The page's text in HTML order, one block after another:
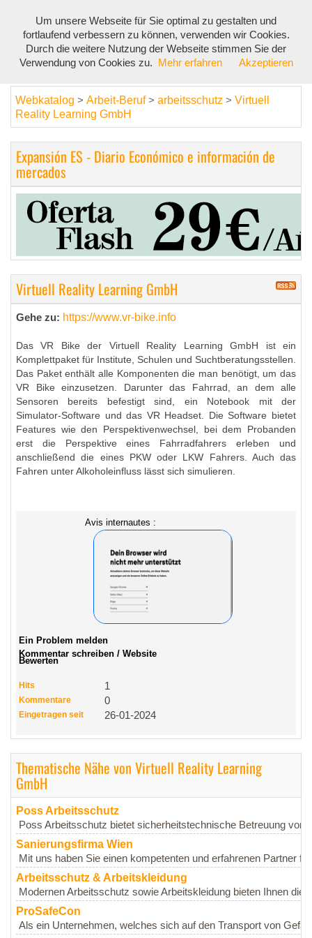
Webkatalog > Arbeit-Beruf> arbeitsschutz > Virtuell
Reality Learning GmbH
Expansión ES - Diario Económico e información de
mercados
Virtuell Reality Learning GmbH
Gehe zu: https://www.vr-bike.info
Das VR Bike der Virtuell Reality Learning GmbH ist ein
Komplettpaket für Institute, Schulen und Suchtberatungsstellen.
Das Paket enthält alle Komponenten die man benötigt, um das
VR Bike einzusetzen. Darunter das Fahrrad, an dem alle
Sensoren bereits befestigt sind, ein Notebook mit der
Simulator-Software und das VR Headset. Die Software bietet
Features wie den Perspektivenwechsel, bei dem Probanden
erst die Perspektive eines Fahrradfahrers erleben und
anschließend die eines PKW oder LKW Fahrers. Auch das
Fahren unter Alkoholeinfluss lässt sich simulieren.
Avis internautes :
Ein Problem melden
Kommentar schreiben / Website
Bewerten
Hits 1
Kommentare 0
Eingetragen seit 26-01-2024
Thematische Nähe von Virtuell Reality Learning
GmbH
Poss Arbeitsschutz
Poss Arbeitsschutz bietet sicherheitstechnische Betreuung von
Sanierungsfirma Wien
Mit uns haben Sie einen kompetenten und erfahrenen Partner
Arbeitsschutz & Arbeitskleidung
Modernen Arbeitsschutz sowie Arbeitskleidung bieten Ihnen die
ProSafeCon
Als ein Unternehmen, welches sich auf den Transport von
Um unsere Webseite für Sie optimal zu gestalten und
fortlaufend verbessern zu können, verwenden wir Cookies.
Durch die weitere Nutzung der Webseite stimmen Sie der
Verwendung von Cookies zu.
Mehr erfahren Akzeptieren